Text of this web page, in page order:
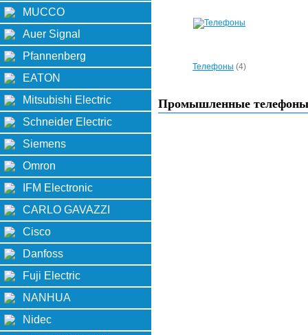
MUCCO
Auer Signal
Pfannenberg
EATON
Mitsubishi Electric
Schneider Electric
Siemens
Omron
IFM Electronic
CARLO GAVAZZI
Cisco
Danfoss
Fuji Electric
NANHUA
Nidec
Телефоны (4)
Промышленные